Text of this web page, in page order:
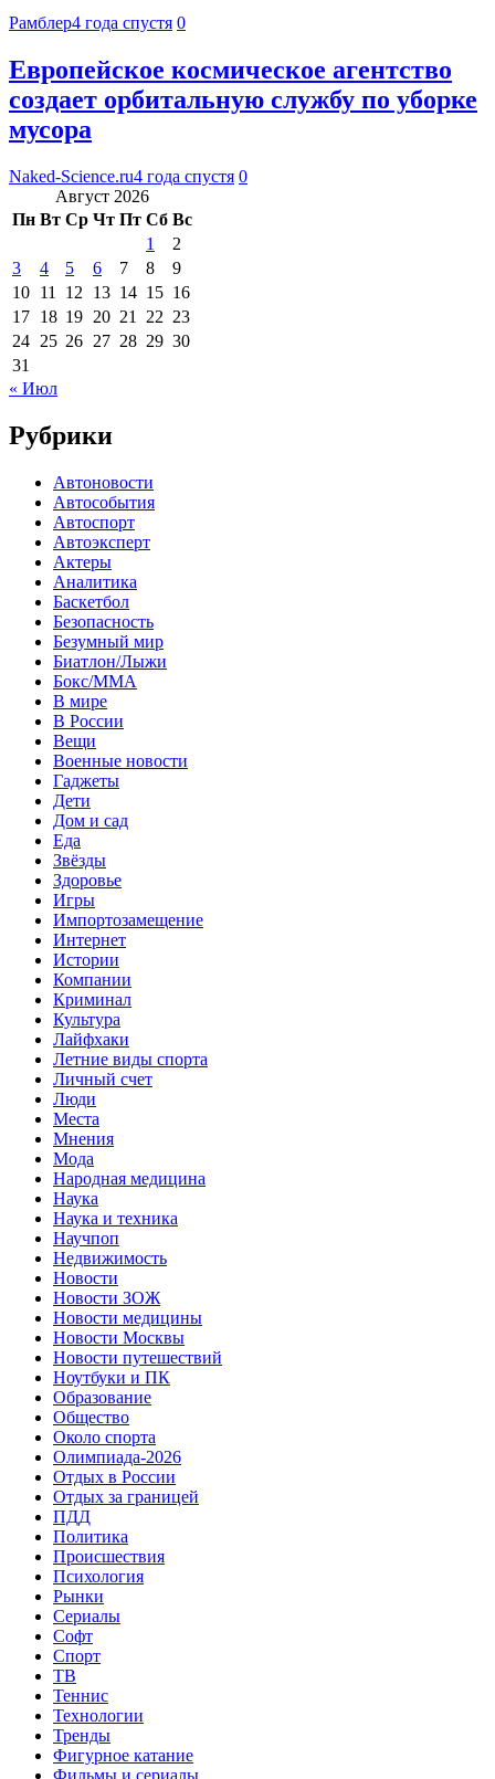
Рамблер4 года спустя 0
Европейское космическое агентство
создает орбитальную службу по уборке
мусора
Naked-Science.ru4 года спустя 0
Август 2026
Пн Вт Ср Чт Пт Сб Вс
1
2
3
4 5 6 7 8
9
10 11 12 13 14 15 16
17 18 19 20 21 22 23
24 25 26 27 28 29 30
31
« Июл
Рубрики
Автоновости
Автособытия
Автоспорт
Автоэксперт
Актеры
Аналитика
Баскетбол
Безопасность
Безумный мир
Биатлон/Лыжи
Бокс/MMA
В мире
В России
Вещи
Военные новости
Гаджеты
Дети
Дом и сад
Еда
Звёзды
Здоровье
Игры
Импортозамещение
Интернет
Истории
Компании
Криминал
Культура
Лайфхаки
Летние виды спорта
Личный счет
Люди
Места
Мнения
Мода
Народная медицина
Наука
Наука и техника
Научпоп
Недвижимость
Новости
Новости ЗОЖ
Новости медицины
Новости Москвы
Новости путешествий
Ноутбуки и ПК
Образование
Общество
Около спорта
Олимпиада-2026
Отдых в России
Отдых за границей
ПДД
Политика
Происшествия
Психология
Рынки
Сериалы
Софт
Спорт
ТВ
Теннис
Технологии
Тренды
Фигурное катание
Фильмы и сериалы